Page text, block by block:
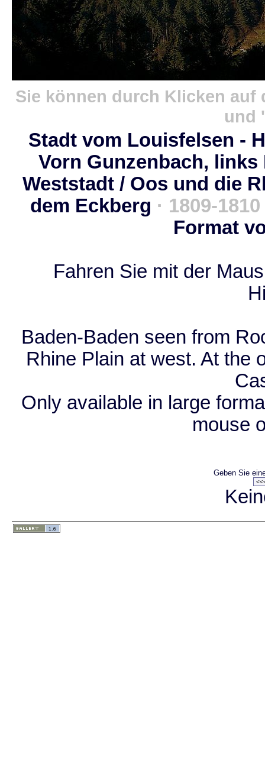
Sie können durch Klicken
und
Stadt vom Louisfelsen -
Vorn Gunzenbach,
Weststadt / Oos und die
dem Eckberg · 1809-1810
Format
Fahren Sie mit der
Baden-Baden seen from
Rhine Plain at west. At the
Only available in large
mouse
Geben Sie